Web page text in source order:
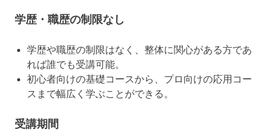
学歴・職歴の制限なし
学歴や職歴の制限はなく、整体に関心がある方であ
れば誰でも受講可能。
初心者向けの基礎コースから、プロ向けの応用コー
スまで幅広く学ぶことができる。
受講期間